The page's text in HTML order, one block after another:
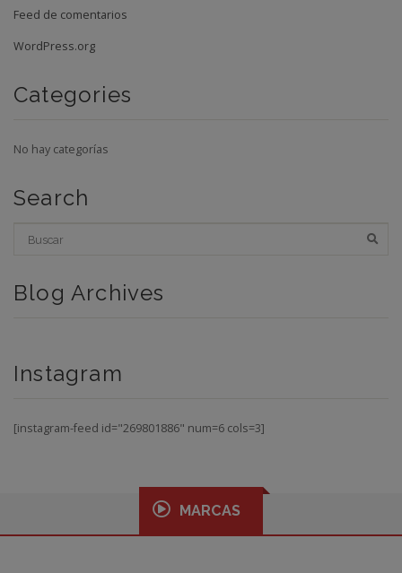
Feed de comentarios
WordPress.org
Categories
No hay categorías
Search
Blog Archives
Instagram
[instagram-feed id="269801886" num=6 cols=3]
MARCAS